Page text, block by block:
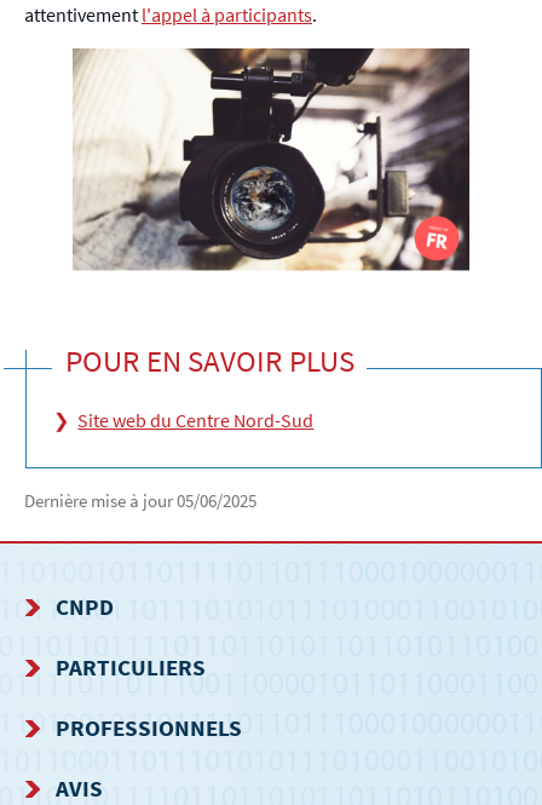
attentivement l'appel à participants.
POUR EN SAVOIR PLUS
Site web du Centre Nord-Sud
Dernière mise à jour05/06/2025
MENU
DE
NAVIGATION
CNPD
PARTICULIERS
PROFESSIONNELS
AVIS